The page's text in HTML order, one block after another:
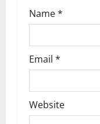
Name*
Email *
Website